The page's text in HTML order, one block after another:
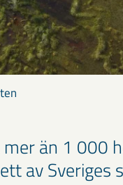
än 1 000
av Sveriges